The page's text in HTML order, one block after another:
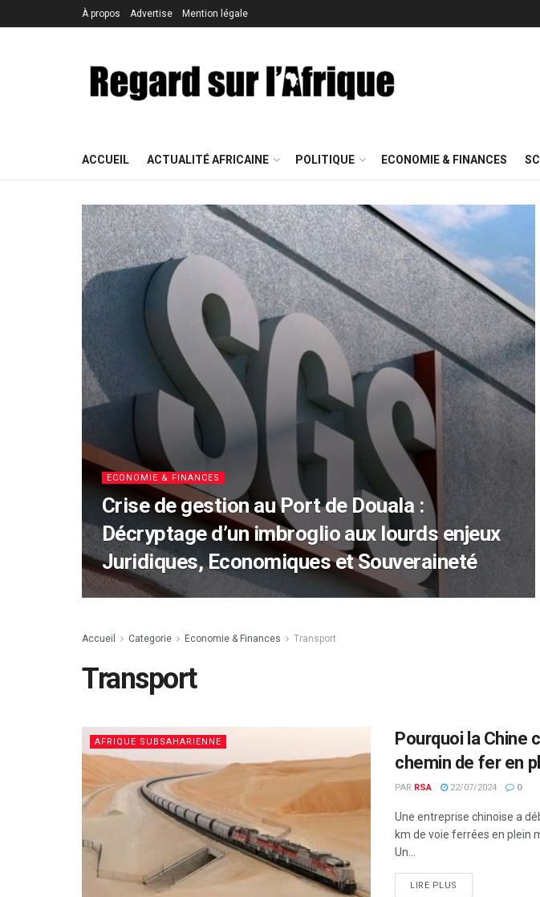
À propos Advertise Mention légale
ACCUEIL ACTUALITÉ AFRICAINE POLITIQUE ECONOMIE & FINANCES
ECONOMIE & FINANCES
Crise de gestion au Port de Douala :
Décryptage d’un imbroglio aux lourds enjeux
Juridiques, Economiques et Souveraineté
Accueil Categorie Economie & Finances Transport
Transport
AFRIQUE SUBSAHARIENNE
Pourquoi la Chine
chemin de fer en
PAR RSA 22/07/2024 0
Une entreprise chinoise a
km de voie ferrées en plein
Un...
LIRE PLUS